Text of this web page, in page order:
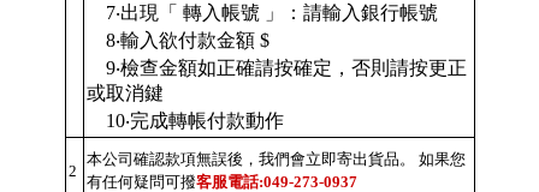
7‧出現「 轉入帳號 」：請輸入銀行帳號
8‧輸入欲付款金額 $
9‧檢查金額如正確請按確定，否則請按更正
或取消鍵
10‧完成轉帳付款動作
2
本公司確認款項無誤後，我們會立即寄出貨品。 如果您
有任何疑問可撥客服電話:049-273-0937